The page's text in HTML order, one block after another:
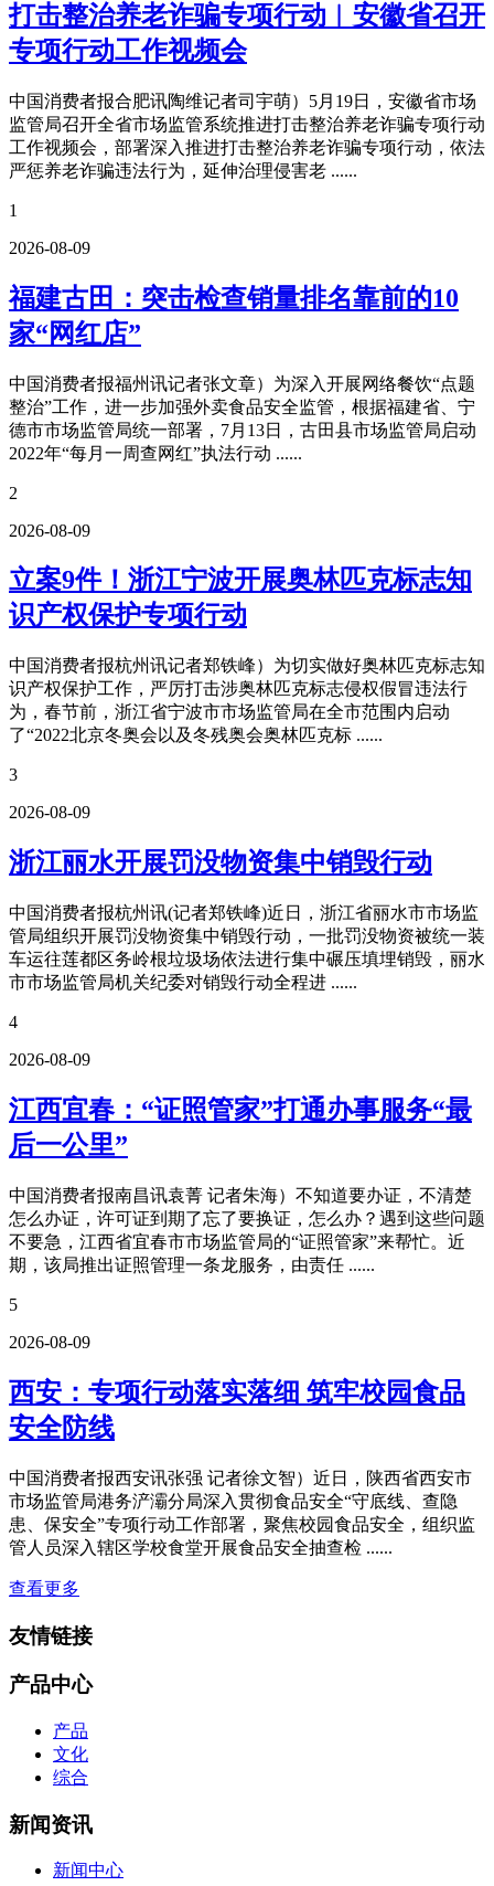
打击整治养老诈骗专项行动︳安徽省召开
专项行动工作视频会
中国消费者报合肥讯陶维记者司宇萌）5月19日，安徽省市场
监管局召开全省市场监管系统推进打击整治养老诈骗专项行动
工作视频会，部署深入推进打击整治养老诈骗专项行动，依法
严惩养老诈骗违法行为，延伸治理侵害老 ......
1
2026-08-09
福建古田：突击检查销量排名靠前的10
家“网红店”
中国消费者报福州讯记者张文章）为深入开展网络餐饮“点题
整治”工作，进一步加强外卖食品安全监管，根据福建省、宁
德市市场监管局统一部署，7月13日，古田县市场监管局启动
2022年“每月一周查网红”执法行动 ......
2
2026-08-09
立案9件！浙江宁波开展奥林匹克标志知
识产权保护专项行动
中国消费者报杭州讯记者郑铁峰）为切实做好奥林匹克标志知
识产权保护工作，严厉打击涉奥林匹克标志侵权假冒违法行
为，春节前，浙江省宁波市市场监管局在全市范围内启动
了“2022北京冬奥会以及冬残奥会奥林匹克标 ......
3
2026-08-09
浙江丽水开展罚没物资集中销毁行动
中国消费者报杭州讯(记者郑铁峰)近日，浙江省丽水市市场监
管局组织开展罚没物资集中销毁行动，一批罚没物资被统一装
车运往莲都区务岭根垃圾场依法进行集中碾压填埋销毁，丽水
市市场监管局机关纪委对销毁行动全程进 ......
4
2026-08-09
江西宜春：“证照管家”打通办事服务“最
后一公里”
中国消费者报南昌讯袁菁 记者朱海）不知道要办证，不清楚
怎么办证，许可证到期了忘了要换证，怎么办？遇到这些问题
不要急，江西省宜春市市场监管局的“证照管家”来帮忙。近
期，该局推出证照管理一条龙服务，由责任 ......
5
2026-08-09
西安：专项行动落实落细 筑牢校园食品
安全防线
中国消费者报西安讯张强 记者徐文智）近日，陕西省西安市
市场监管局港务浐灞分局深入贯彻食品安全“守底线、查隐
患、保安全”专项行动工作部署，聚焦校园食品安全，组织监
管人员深入辖区学校食堂开展食品安全抽查检 ......
查看更多
友情链接
产品中心
产品
文化
综合
新闻资讯
新闻中心